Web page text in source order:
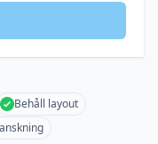
Behåll layout